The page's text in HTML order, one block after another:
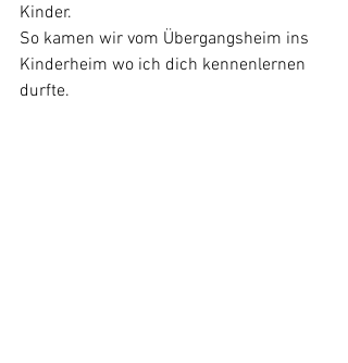
Kinder.
So kamen wir vom Übergangsheim ins
Kinderheim wo ich dich kennenlernen
durfte.